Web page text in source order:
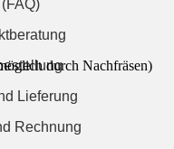
durch Nachfräsen)
Lieferung
Rechnung